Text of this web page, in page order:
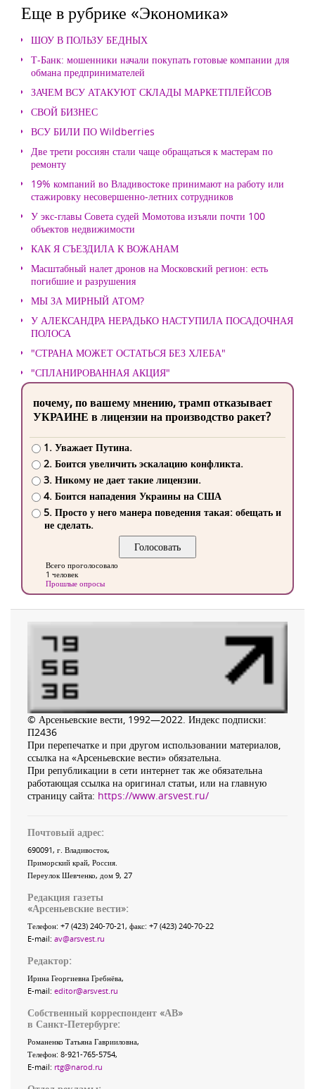
Еще в рубрике «Экономика»
ШОУ В ПОЛЬЗУ БЕДНЫХ
Т-Банк: мошенники начали покупать готовые компании для
обмана предпринимателей
ЗАЧЕМ ВСУ АТАКУЮТ СКЛАДЫ МАРКЕТПЛЕЙСОВ
СВОЙ БИЗНЕС
ВСУ БИЛИ ПО Wildberries
Две трети россиян стали чаще обращаться к мастерам по
ремонту
19% компаний во Владивостоке принимают на работу или
стажировку несовершенно-летних сотрудников
У экс-главы Совета судей Момотова изъяли почти 100
объектов недвижимости
КАК Я СЪЕЗДИЛА К ВОЖАНАМ
Масштабный налет дронов на Московский регион: есть
погибшие и разрушения
МЫ ЗА МИРНЫЙ АТОМ?
У АЛЕКСАНДРА НЕРАДЬКО НАСТУПИЛА ПОСАДОЧНАЯ
ПОЛОСА
"СТРАНА МОЖЕТ ОСТАТЬСЯ БЕЗ ХЛЕБА"
"СПЛАНИРОВАННАЯ АКЦИЯ"
почему, по вашему мнению, трамп отказывает
УКРАИНЕ в лицензии на производство ракет?
1. Уважает Путина.
2. Боится увеличить эскалацию конфликта.
3. Никому не дает такие лицензии.
4. Боится нападения Украины на США
5. Просто у него манера поведения такая: обещать и
не сделать.
Всего проголосовало
1 человек
Прошлые опросы
© Арсеньевские вести, 1992—2022. Индекс подписки:
П2436
При перепечатке и при другом использовании материалов,
ссылка на «Арсеньевские вести» обязательна.
При републикации в сети интернет так же обязательна
работающая ссылка на оригинал статьи, или на главную
страницу сайта: https://www.arsvest.ru/
Почтовый адрес:
690091, г. Владивосток,
Приморский край, Россия
Переулок Шевченко, дом 9, 27
Редакция газеты
«Арсеньевские вести»:
Телефон: +7 (423) 240-70-21, факс: +7 (423) 240-70-22
E-mail: av@arsvest.ru
Редактор:
Ирина Георгиевна Гребнёва,
E-mail: editor@arsvest.ru
Собственный корреспондент «АВ»
в Санкт-Петербурге:
Романенко Татьяна Гаврииловна,
Телефон: 8-921-765-5754,
E-mail: rtg@narod.ru